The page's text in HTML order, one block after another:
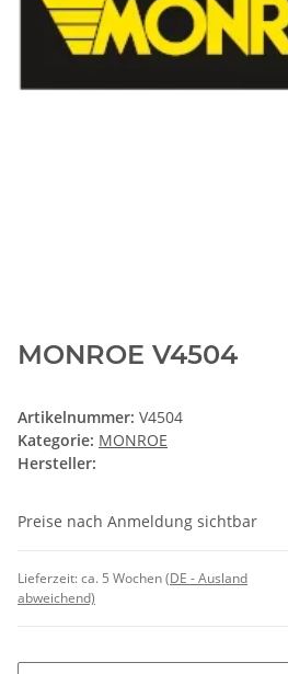
MONROE V4504
Artikelnummer: V4504
Kategorie: MONROE
Hersteller:
Preise nach Anmeldung sichtbar
Lieferzeit:ca. 5 Wochen(DE - Ausland
abweichend)